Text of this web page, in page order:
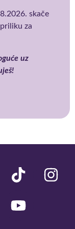
skače
za
uz